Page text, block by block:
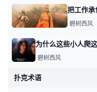
碧树西风
碧树西风
扑克术语